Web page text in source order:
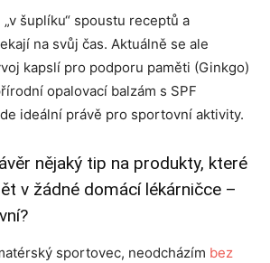
šuplíku“ spoustu receptů a
na svůj čas. Aktuálně se ale
kapslí pro podporu paměti (Ginkgo)
opalovací balzám s SPF
ideální právě pro sportovní aktivity.
nějaký tip na produkty, které
v žádné domácí lékárničce –
sportovec, neodcházím bez